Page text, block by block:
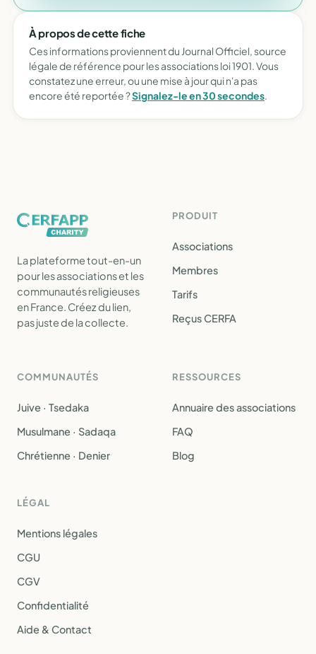
À propos de cette fiche
Ces informations proviennent du Journal Officiel, source
légale de référence pour les associations loi 1901. Vous
constatez une erreur, ou une mise à jour qui n'a pas
encore été reportée ?Signalez-le en 30 secondes.
La plateforme tout-en-un
pour les associations et les
communautés religieuses
en France. Créez du lien,
pas juste de la collecte.
PRODUIT
Associations
Membres
Tarifs
Reçus CERFA
COMMUNAUTÉS
Juive · Tsedaka
Musulmane · Sadaqa
Chrétienne · Denier
RESSOURCES
Annuaire des associations
FAQ
Blog
LÉGAL
Mentions légales
CGU
CGV
Confidentialité
Aide & Contact